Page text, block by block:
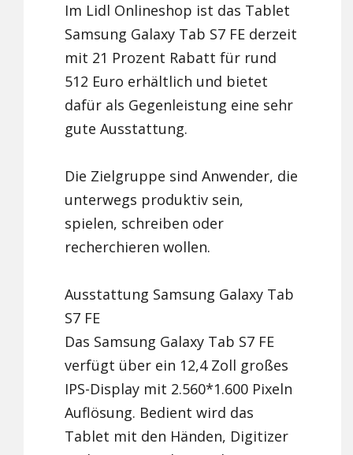
Im Lidl Onlineshop ist das Tablet
Samsung Galaxy Tab S7 FE derzeit
mit 21 Prozent Rabatt für rund
512 Euro erhältlich und bietet
dafür als Gegenleistung eine sehr
gute Ausstattung.
Die Zielgruppe sind Anwender, die
unterwegs produktiv sein,
spielen, schreiben oder
recherchieren wollen.
Ausstattung Samsung Galaxy Tab
S7 FE
Das Samsung Galaxy Tab S7 FE
verfügt über ein 12,4 Zoll großes
IPS-Display mit 2.560*1.600 Pixeln
Auflösung. Bedient wird das
Tablet mit den Händen, Digitizer